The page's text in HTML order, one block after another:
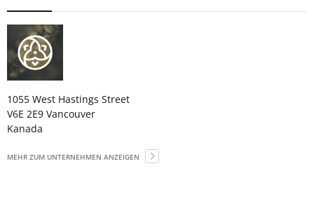
1055 West Hastings Street
V6E 2E9 Vancouver
Kanada
MEHR ZUM UNTERNEHMEN ANZEIGEN